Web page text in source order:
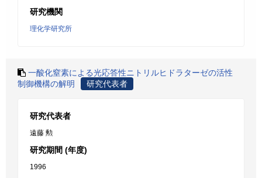
研究機関
理化学研究所
一酸化窒素による光応答性ニトリルヒドラターゼの活性
制御機構の解明
研究代表者
研究代表者
遠藤 勲
研究期間 (年度)
1996